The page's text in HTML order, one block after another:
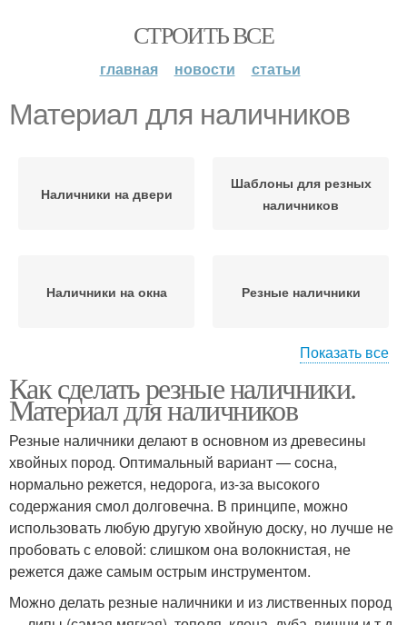
СТРОИТЬ ВСЕ
главная новости статьи
Материал для наличников
Наличники на двери
Шаблоны для резных
наличников
Наличники на окна Резные наличники
наличников
изготовления
Деревянные наличники Оконные наличники
Показать все
Как сделать резные наличники.
Материал для наличников
Резные наличники делают в основном из древесины
хвойных пород. Оптимальный вариант — сосна,
нормально режется, недорога, из-за высокого
содержания смол долговечна. В принципе, можно
использовать любую другую хвойную доску, но лучше не
пробовать с еловой: слишком она волокнистая, не
режется даже самым острым инструментом.
Можно делать резные наличники и из лиственных пород